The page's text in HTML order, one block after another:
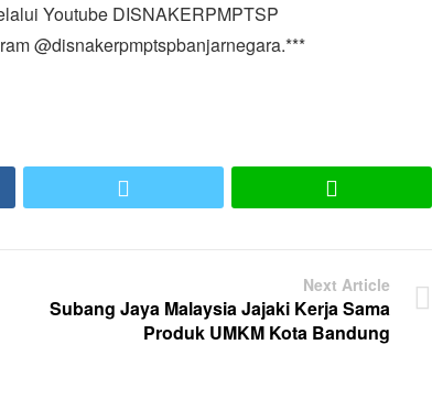
Youtube DISNAKERPMPTSP
@disnakerpmptspbanjarnegara.***
Next Article
Subang Jaya Malaysia Jajaki Kerja Sama
Produk UMKM Kota Bandung